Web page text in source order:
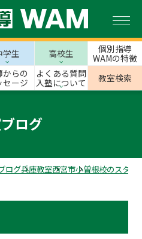
学生 高校生
個別指導
WAMの特徴
からの
セージ
よくある質問
入塾について
教室検索
ログ
ログ兵庫教室西宮市小曽根校のスタッ